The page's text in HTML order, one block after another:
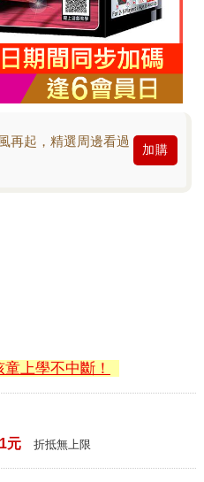
再起，精選周邊看過
加購
上學不中斷！
元 折抵無上限